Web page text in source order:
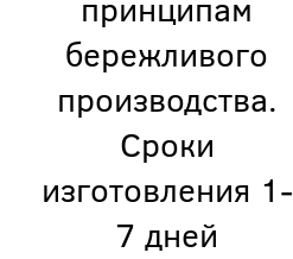
бережливого
производства.
Сроки
изготовления 1-
7 дней